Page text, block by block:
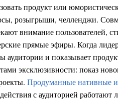
продукт или
розыгрыши, челленджи.
внимание пользователей,
прямые эфиры. Когда
аудитории и показывает
эксклюзивности: показ
Продуманные нативные
с аудиторией